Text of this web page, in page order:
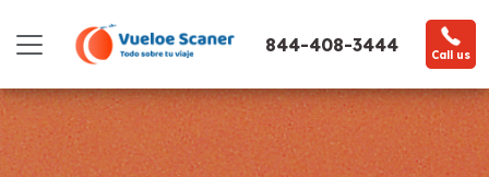
844-408-3444 Call us